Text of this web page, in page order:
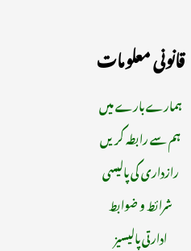
قانونی معلومات
ہمارے بارے میں
ہم سے رابطہ کریں
رازداری کی پالیسی
شرائط و ضوابط
ادارتی پالیسیز